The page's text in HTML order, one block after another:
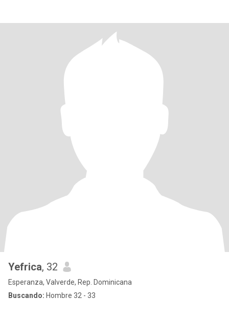
Yefrica, 32
Esperanza, Valverde, Rep. Dominicana
Buscando: Hombre 32 - 33